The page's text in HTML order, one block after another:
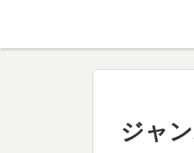
ジャ